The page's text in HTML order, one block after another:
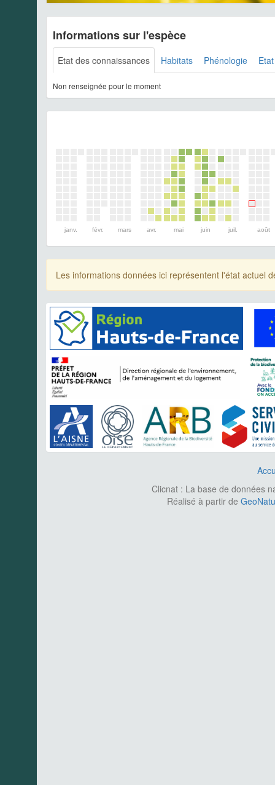
Informations sur l'espèce
Etat des connaissances Habitats Phénologie
Non renseignée pour le moment
janv. févr. mars avr. mai juin juil. août
Les informations données ici représentent l'état actuel
Clicnat : La base de données
Réalisé à partir de